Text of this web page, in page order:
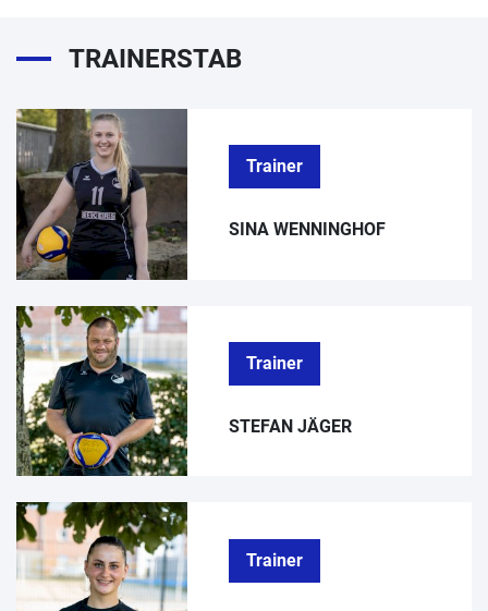
TRAINERSTAB
Trainer
SINA WENNINGHOF
Trainer
STEFAN JÄGER
Trainer